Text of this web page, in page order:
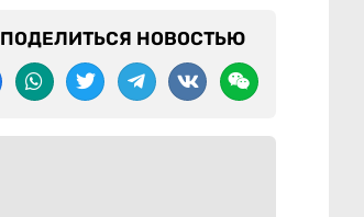
ПОДЕЛИТЬСЯ НОВОСТЬЮ